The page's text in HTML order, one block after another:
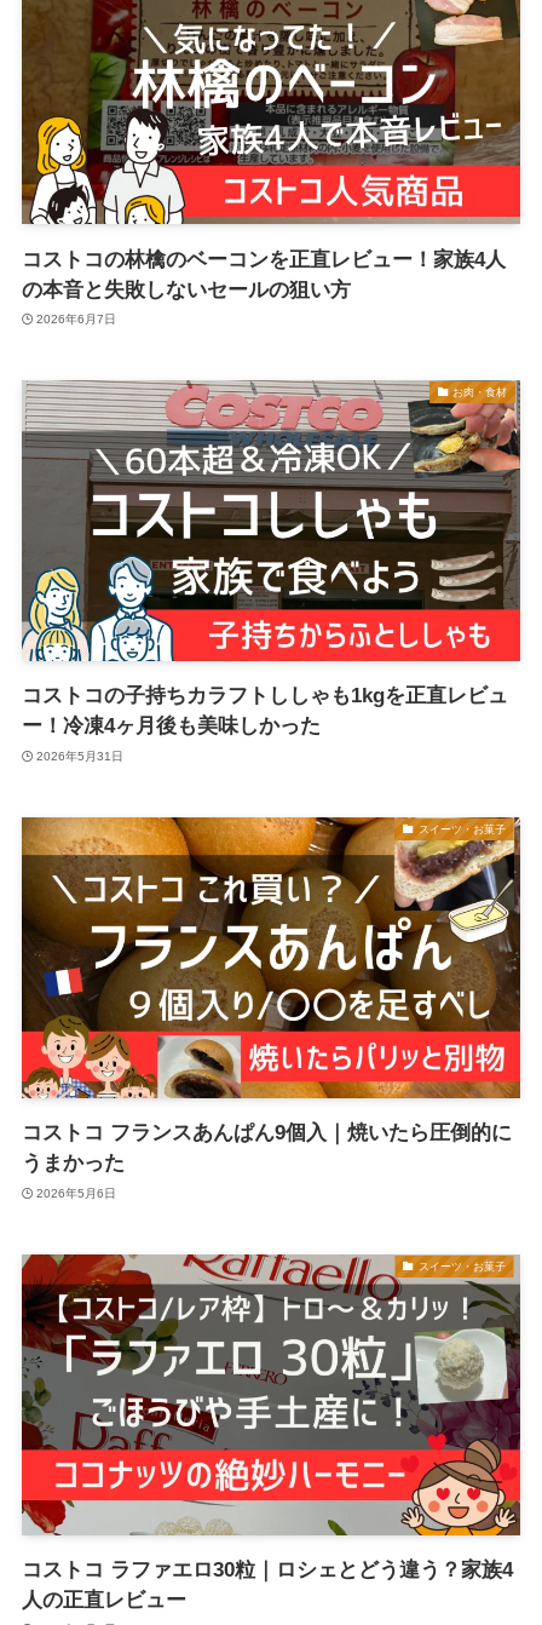
コストコの林檎のベーコンを正直レビュー！家族4人
の本音と失敗しないセールの狙い方
2026年6月7日
お肉・食材
コストコの子持ちカラフトししゃも1kgを正直レビュ
ー！冷凍4ヶ月後も美味しかった
2026年5月31日
スイーツ・お菓子
コストコ フランスあんぱん9個入｜焼いたら圧倒的に
うまかった
2026年5月6日
スイーツ・お菓子
コストコ ラファエロ30粒｜ロシェとどう違う？家族4
人の正直レビュー